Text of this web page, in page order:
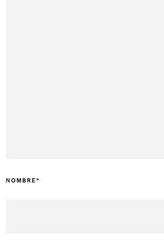
NOMBRE *